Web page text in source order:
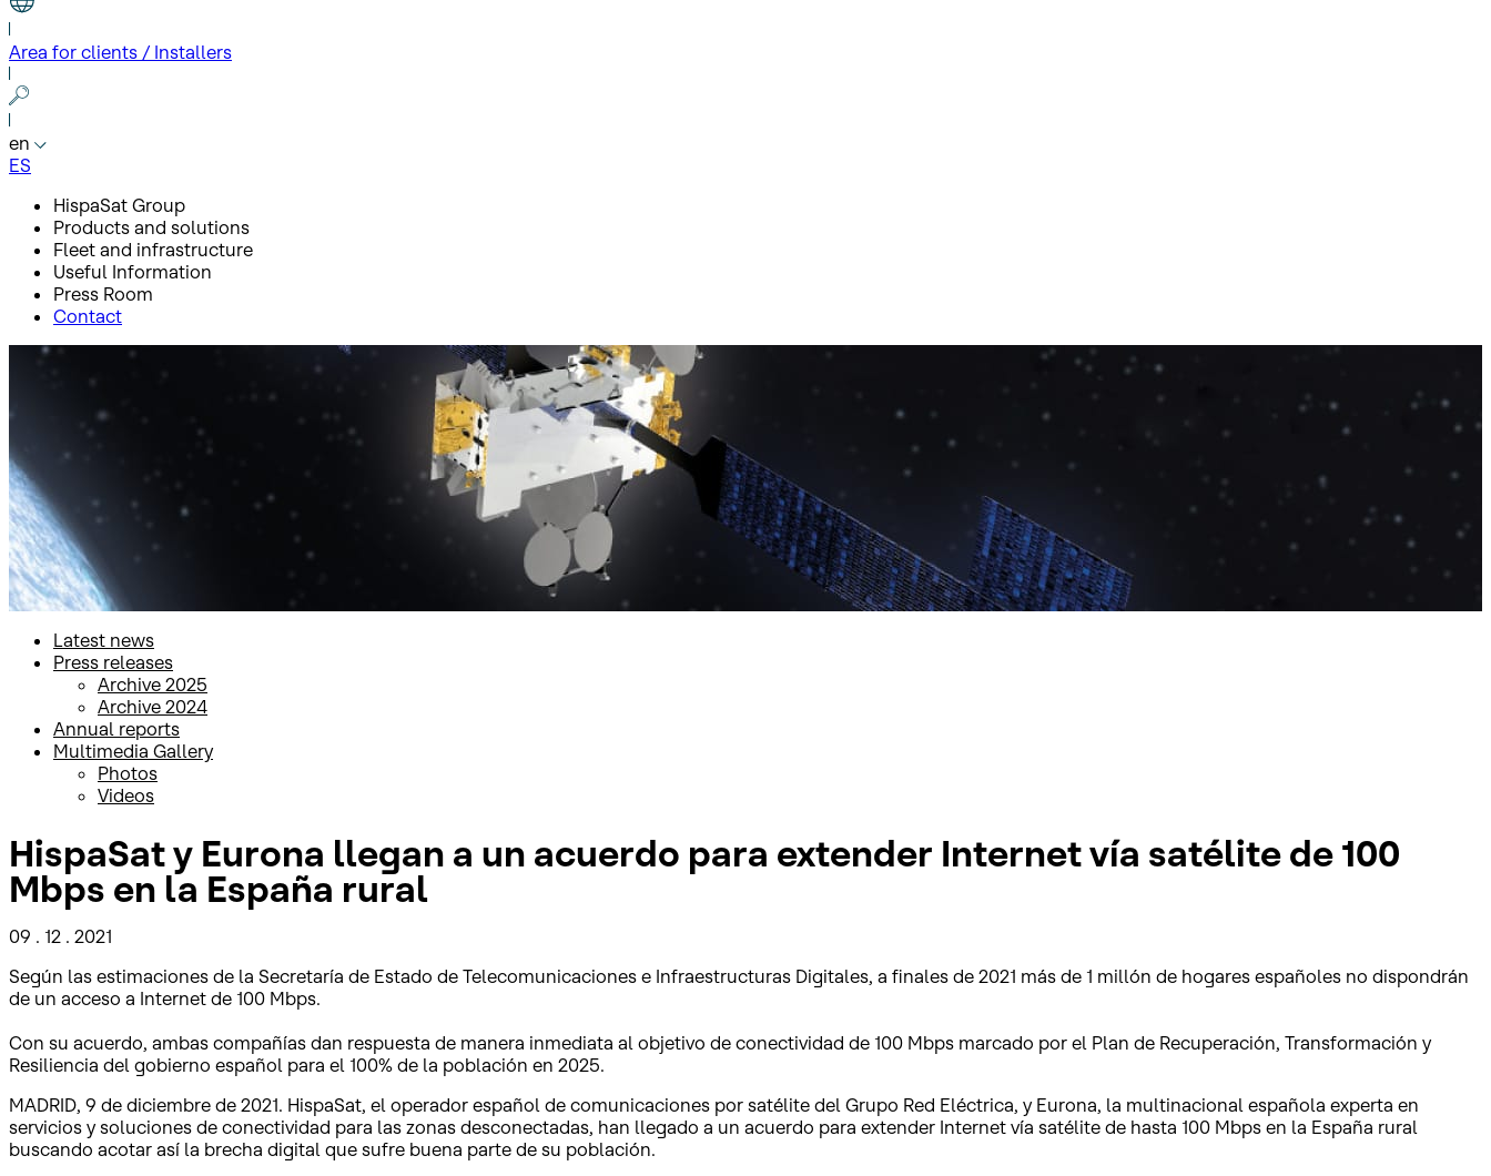
Area for clients / Installers
en
ES
HispaSat Group
Products and solutions
Fleet and infrastructure
Useful Information
Press Room
Contact
Press Room
Press releases
Latest news
Press releases
Archive 2025
Archive 2024
Annual reports
Multimedia Gallery
Photos
Videos
HispaSat y Eurona llegan a un acuerdo para extender Internet vía satélite de 100
Mbps en la España rural
09 . 12 . 2021
Según las estimaciones de la Secretaría de Estado de Telecomunicaciones e Infraestructuras Digitales, a finales de 2021 más de 1 millón de hogares españoles no dispondrán
de un acceso a Internet de 100 Mbps.
Con su acuerdo, ambas compañías dan respuesta de manera inmediata al objetivo de conectividad de 100 Mbps marcado por el Plan de Recuperación, Transformación y
Resiliencia del gobierno español para el 100% de la población en 2025.
MADRID, 9 de diciembre de 2021. HispaSat, el operador español de comunicaciones por satélite del Grupo Red Eléctrica, y Eurona, la multinacional española experta en
servicios y soluciones de conectividad para las zonas desconectadas, han llegado a un acuerdo para extender Internet vía satélite de hasta 100 Mbps en la España rural
buscando acotar así la brecha digital que sufre buena parte de su población.